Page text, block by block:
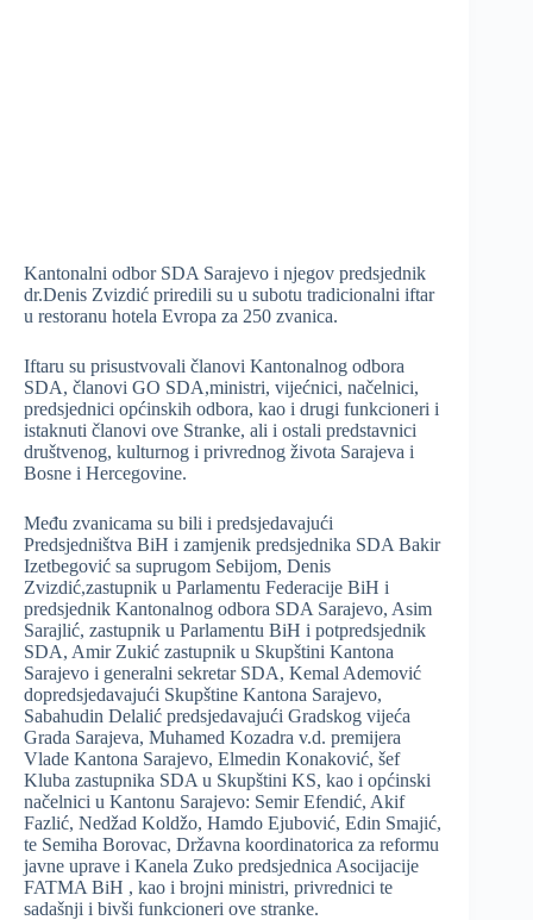
Kantonalni odbor SDA Sarajevo i njegov predsjednik
dr.Denis Zvizdić priredili su u subotu tradicionalni iftar
u restoranu hotela Evropa za 250 zvanica.
Iftaru su prisustvovali članovi Kantonalnog odbora
SDA, članovi GO SDA,ministri, vijećnici, načelnici,
predsjednici općinskih odbora, kao i drugi funkcioneri i
istaknuti članovi ove Stranke, ali i ostali predstavnici
društvenog, kulturnog i privrednog života Sarajeva i
Bosne i Hercegovine.
Među zvanicama su bili i predsjedavajući
Predsjedništva BiH i zamjenik predsjednika SDA Bakir
Izetbegović sa suprugom Sebijom, Denis
Zvizdić,zastupnik u Parlamentu Federacije BiH i
predsjednik Kantonalnog odbora SDA Sarajevo, Asim
Sarajlić, zastupnik u Parlamentu BiH i potpredsjednik
SDA, Amir Zukić zastupnik u Skupštini Kantona
Sarajevo i generalni sekretar SDA, Kemal Ademović
dopredsjedavajući Skupštine Kantona Sarajevo,
Sabahudin Delalić predsjedavajući Gradskog vijeća
Grada Sarajeva, Muhamed Kozadra v.d. premijera
Vlade Kantona Sarajevo, Elmedin Konaković, šef
Kluba zastupnika SDA u Skupštini KS, kao i općinski
načelnici u Kantonu Sarajevo: Semir Efendić, Akif
Fazlić, Nedžad Koldžo, Hamdo Ejubović, Edin Smajić,
te Semiha Borovac, Državna koordinatorica za reformu
javne uprave i Kanela Zuko predsjednica Asocijacije
FATMA BiH , kao i brojni ministri, privrednici te
sadašnji i bivši funkcioneri ove stranke.